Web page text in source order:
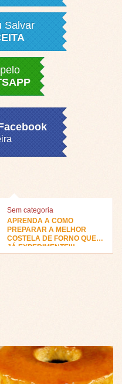
Salvar
Sem categoria
APRENDA A COMO
PREPARAR A MELHOR
COSTELA DE FORNO QUE
JÁ EXPERIMENTEI!!